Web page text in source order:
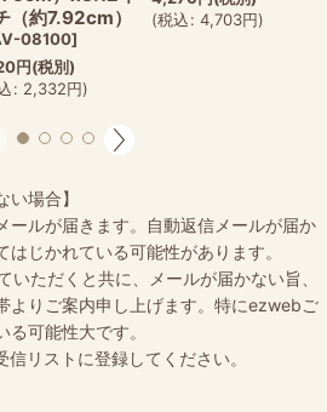
（約7.92cm）
08100]
円(税別)
: 2,332円)
(税込: 4,703円)
い場合】
ールが届きます。自動返信メールが届か
じかれている可能性があります。
ただくと共に、メールが届かない旨、
よりご案内申し上げます。特にezwebご
可能性大です。
リストに登録してください。